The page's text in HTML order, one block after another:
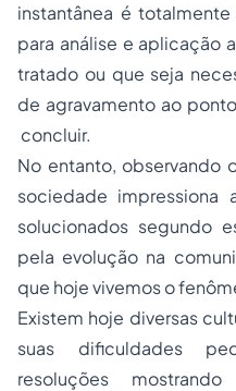
instantânea é
para análise e aplicação
tratado ou que seja
de agravamento ao
concluir.
No entanto, observando
sociedade
solucionados segundo
pela evolução na
que hoje vivemos o
Existem hoje diversas
suas dificuldades
resoluções